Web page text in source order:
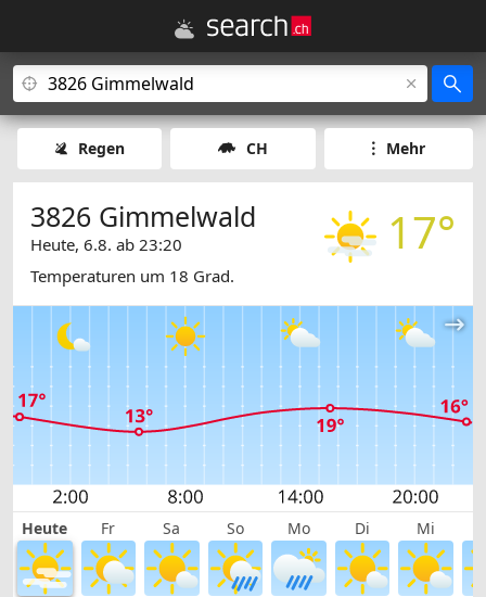
Regen CH Mehr
17°
3826 Gimmelwald
Heute, 6.8. ab 23:20
Temperaturen um 18 Grad.
Heute Fr Sa So Mo Di Mi